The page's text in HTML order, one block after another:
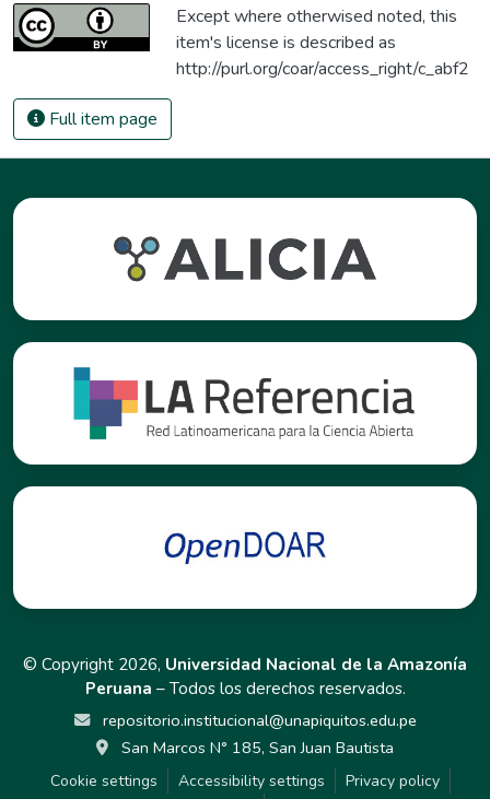
Except where otherwised noted, this
item's license is described as
http://purl.org/coar/access_right/c_abf2
Full item page
© Copyright 2026, Universidad Nacional de la Amazonía
Peruana – Todos los derechos reservados.
repositorio.institucional@unapiquitos.edu.pe
San Marcos N° 185, San Juan Bautista
Cookie settings Accessibility settings
Privacy policy